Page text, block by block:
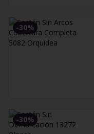
-30%
-30%